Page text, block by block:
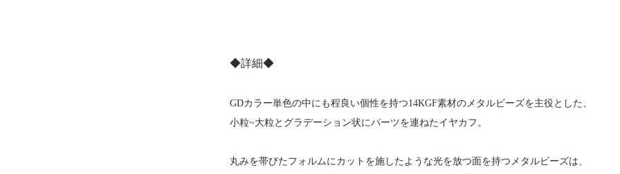
◆詳細◆
GDカラー単色の中にも程良い個性を持つ14KGF素材のメタルビーズを主役とした、
小粒~大粒とグラデーション状にパーツを連ねたイヤカフ。
丸みを帯びたフォルムにカットを施したような光を放つ面を持つメタルビーズは、